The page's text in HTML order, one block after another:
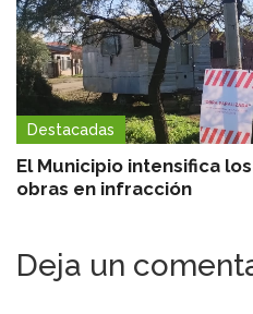
Destacadas
El Municipio intensifica
obras en infracción
Deja un